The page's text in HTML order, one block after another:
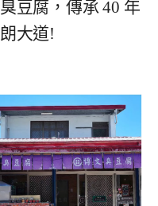
豆腐，傳承 40 年
大道!